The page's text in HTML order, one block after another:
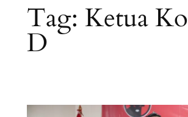
Tag: Ketua
D